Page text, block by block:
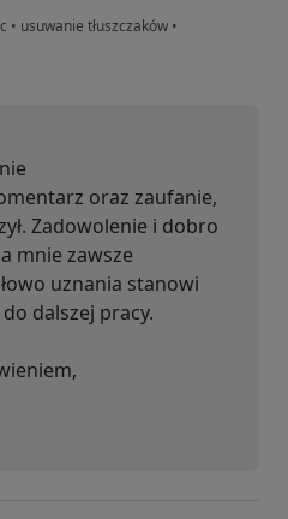
• usuwanie tłuszczaków •
oraz zaufanie,
Zadowolenie i dobro
mnie zawsze
uznania stanowi
dalszej pracy.